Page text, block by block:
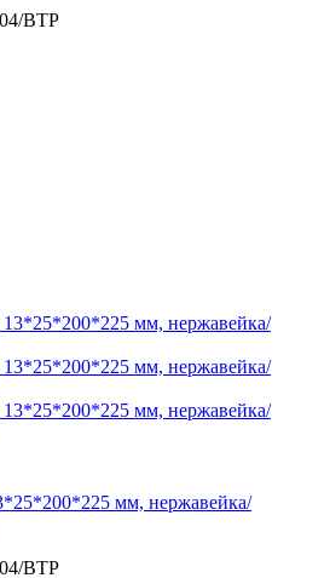
BTP
мм, нержавейка/
BTP